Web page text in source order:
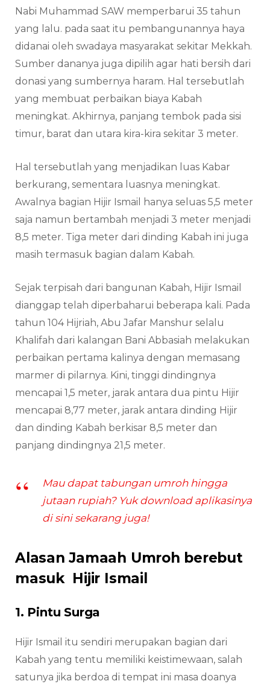
Nabi Muhammad SAW memperbarui 35 tahun
yang lalu. pada saat itu pembangunannya haya
didanai oleh swadaya masyarakat sekitar Mekkah.
Sumber dananya juga dipilih agar hati bersih dari
donasi yang sumbernya haram. Hal tersebutlah
yang membuat perbaikan biaya Kabah
meningkat. Akhirnya, panjang tembok pada sisi
timur, barat dan utara kira-kira sekitar 3 meter.
Hal tersebutlah yang menjadikan luas Kabar
berkurang, sementara luasnya meningkat.
Awalnya bagian Hijir Ismail hanya seluas 5,5 meter
saja namun bertambah menjadi 3 meter menjadi
8,5 meter. Tiga meter dari dinding Kabah ini juga
masih termasuk bagian dalam Kabah.
Sejak terpisah dari bangunan Kabah, Hijir Ismail
dianggap telah diperbaharui beberapa kali. Pada
tahun 104 Hijriah, Abu Jafar Manshur selalu
Khalifah dari kalangan Bani Abbasiah melakukan
perbaikan pertama kalinya dengan memasang
marmer di pilarnya. Kini, tinggi dindingnya
mencapai 1,5 meter, jarak antara dua pintu Hijir
mencapai 8,77 meter, jarak antara dinding Hijir
dan dinding Kabah berkisar 8,5 meter dan
panjang dindingnya 21,5 meter.
Mau dapat tabungan umroh hingga
jutaan rupiah? Yuk download aplikasinya
di sini sekarang juga!
Alasan Jamaah Umroh berebut
masuk Hijir Ismail
1. Pintu Surga
Hijir Ismail itu sendiri merupakan bagian dari
Kabah yang tentu memiliki keistimewaan, salah
satunya jika berdoa di tempat ini masa doanya